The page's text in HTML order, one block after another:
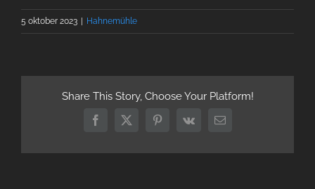
5 oktober 2023 | Hahnemühle
Share This Story, Choose Your Platform!
Facebook
X Pinterest
Vk
E-